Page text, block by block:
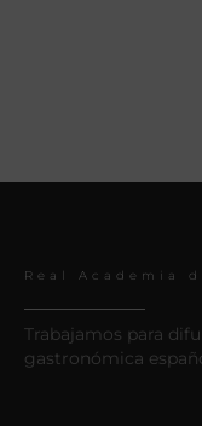
Real Academia
Trabajamos para
gastronómica